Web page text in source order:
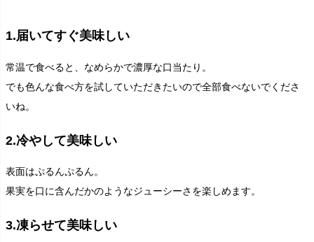
1.届いてすぐ美味しい
常温で食べると、なめらかで濃厚な口当たり。
でも色んな食べ方を試していただきたいので全部食べないでくださ
いね。
2.冷やして美味しい
表面はぷるんぷるん。
果実を口に含んだかのようなジューシーさを楽しめます。
3.凍らせて美味しい